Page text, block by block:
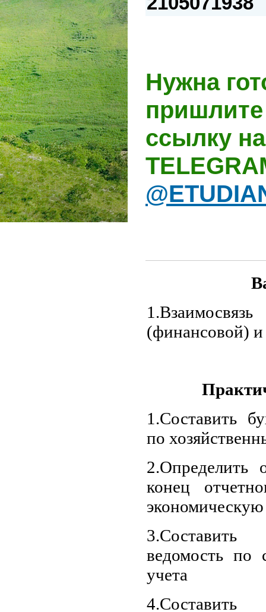
Нужна
ссылку
(финансовой) и
1.Составить
по
2.Определить
конец
ведомость по
учета